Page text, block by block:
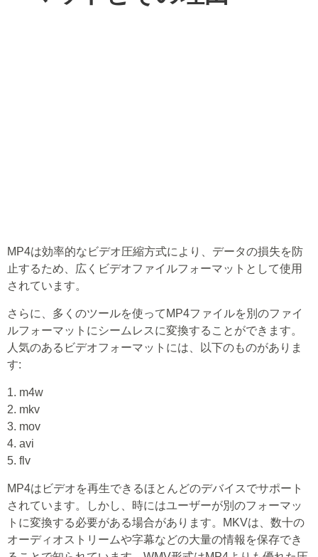
MP4は効率的なビデオ圧縮方式により、データの損失を防
止するため、広くビデオファイルフォーマットとして使用
されています。
さらに、多くのツールを使ってMP4ファイルを別のファイ
ルフォーマットにシームレスに変換することができます。
人気のあるビデオフォーマットには、以下のものがありま
す:
1. m4w
2. mkv
3. mov
4. avi
5. flv
MP4はビデオを再生できるほとんどのデバイスでサポート
されています。しかし、時にはユーザーが別のフォーマッ
トに変換する必要がある場合があります。MKVは、数十の
オーディオストリームや字幕などの大量の情報を保存でき